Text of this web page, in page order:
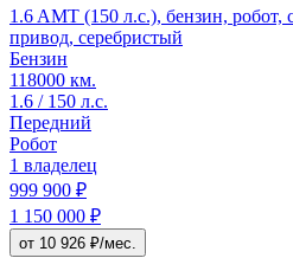
1.6 AMT (150 л.с.), бензин, робот,
привод, серебристый
Бензин
118000 км.
1.6 / 150 л.с.
Передний
Робот
1 владелец
999 900 ₽
1 150 000 ₽
от 10 926 ₽/мес.